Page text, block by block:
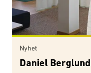
Nyhet
Daniel